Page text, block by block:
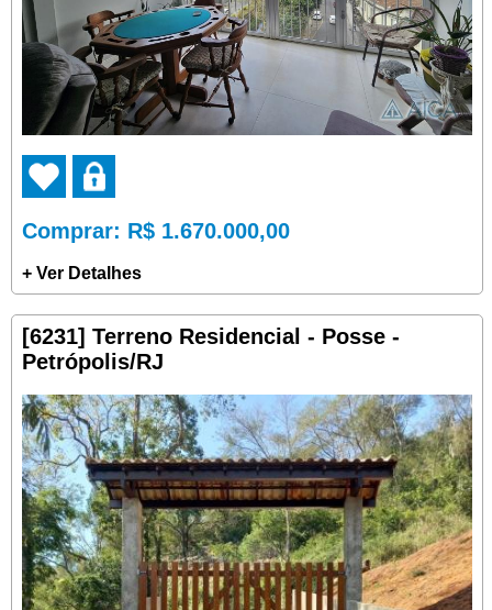
Comprar: R$ 1.670.000,00
+ Ver Detalhes
[6231] Terreno Residencial - Posse -
Petrópolis/RJ